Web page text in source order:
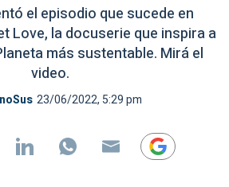
el episodio que sucede en
Love, la docuserie que inspira a
más sustentable. Mirá el
video.
23/06/2022, 5:29 pm